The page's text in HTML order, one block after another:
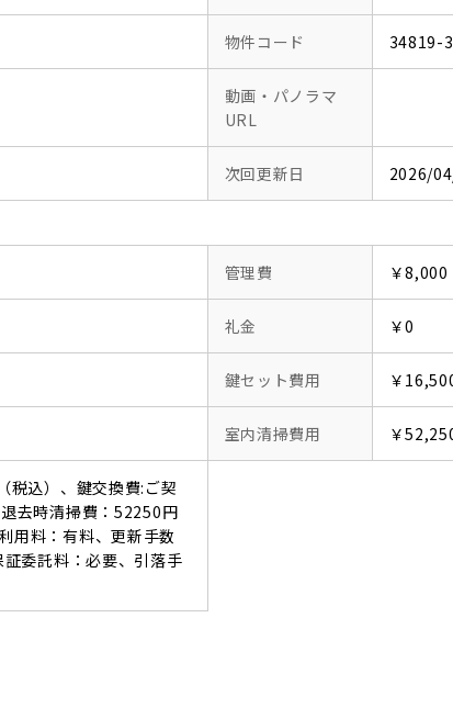
物件コード 34819-
動画・パノラマ
URL
次回更新日 2026/
管理費 ￥8,000
礼金 ￥0
鍵セット費用 ￥
室内清掃費用 ￥
税込）、鍵交換費:ご契
去時清掃費：52250円
用料：有料、更新手数
委託料：必要、引落手